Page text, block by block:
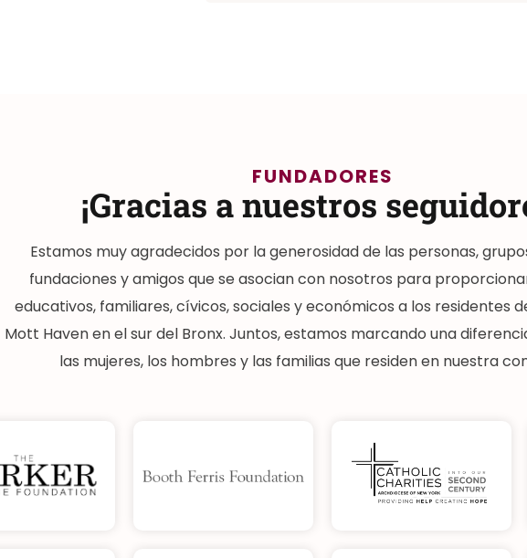
FUNDADORES
¡Gracias a nuestros
Estamos muy agradecidos por la generosidad de las personas,
fundaciones y amigos que se asocian con nosotros para
educativos, familiares, cívicos, sociales y económicos a los residentes
Mott Haven en el sur del Bronx. Juntos, estamos marcando una
las mujeres, los hombres y las familias que residen en nuestra